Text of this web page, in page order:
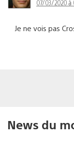
07/03/2020 à
Je ne vois pas
News du